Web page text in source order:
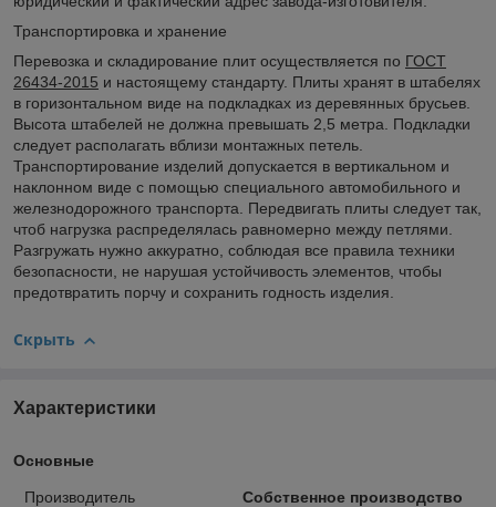
Транспортировка и хранение
Перевозка и складирование плит осуществляется по ГОСТ
26434-2015 и настоящему стандарту. Плиты хранят в штабелях
в горизонтальном виде на подкладках из деревянных брусьев.
Высота штабелей не должна превышать 2,5 метра. Подкладки
следует располагать вблизи монтажных петель.
Транспортирование изделий допускается в вертикальном и
наклонном виде с помощью специального автомобильного и
железнодорожного транспорта. Передвигать плиты следует так,
чтоб нагрузка распределялась равномерно между петлями.
Разгружать нужно аккуратно, соблюдая все правила техники
безопасности, не нарушая устойчивость элементов, чтобы
предотвратить порчу и сохранить годность изделия.
Скрыть
Характеристики
Основные
Производитель
Собственное производство